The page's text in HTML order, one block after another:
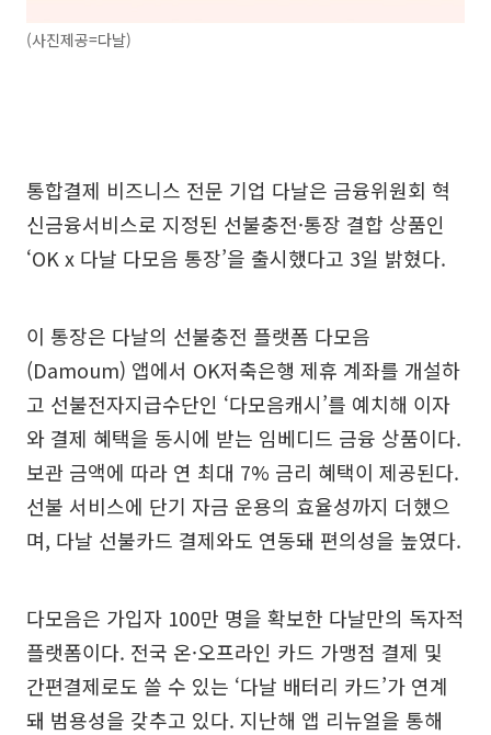
(사진제공=다날)
통합결제 비즈니스 전문 기업 다날은 금융위원회 혁
신금융서비스로 지정된 선불충전·통장 결합 상품인
‘OK x 다날 다모음 통장’을 출시했다고 3일 밝혔다.
이 통장은 다날의 선불충전 플랫폼 다모음
(Damoum) 앱에서 OK저축은행 제휴 계좌를 개설하
고 선불전자지급수단인 ‘다모음캐시’를 예치해 이자
와 결제 혜택을 동시에 받는 임베디드 금융 상품이다.
보관 금액에 따라 연 최대 7% 금리 혜택이 제공된다.
선불 서비스에 단기 자금 운용의 효율성까지 더했으
며, 다날 선불카드 결제와도 연동돼 편의성을 높였다.
다모음은 가입자 100만 명을 확보한 다날만의 독자적
플랫폼이다. 전국 온·오프라인 카드 가맹점 결제 및
간편결제로도 쓸 수 있는 ‘다날 배터리 카드’가 연계
돼 범용성을 갖추고 있다. 지난해 앱 리뉴얼을 통해